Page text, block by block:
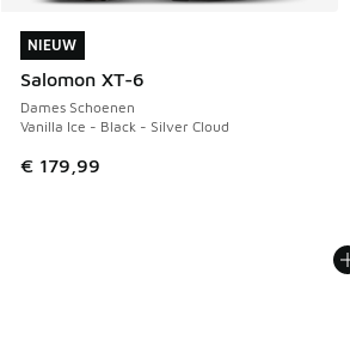
NIEUW
Salomon XT-6
Dames Schoenen
Vanilla Ice - Black - Silver Cloud
€ 179,99
NIEUW